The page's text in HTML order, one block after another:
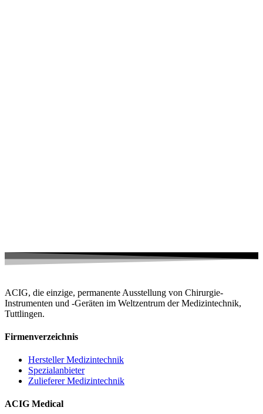
ACIG, die einzige, permanente Ausstellung von Chirurgie-
Instrumenten und -Geräten im Weltzentrum der Medizintechnik,
Tuttlingen.
Firmenverzeichnis
Hersteller Medizintechnik
Spezialanbieter
Zulieferer Medizintechnik
ACIG Medical